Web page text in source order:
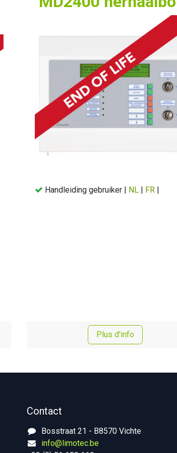
Handleiding gebruiker | NL | FR |
Plus d'info
Contact
Bosstraat 21 - B8570 Vichte
info@limotec.be